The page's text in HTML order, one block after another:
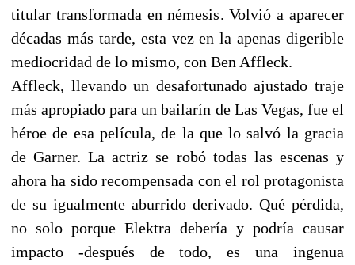
titular transformada en némesis. Volvió a aparecer
décadas más tarde, esta vez en la apenas digerible
mediocridad de lo mismo, con Ben Affleck.
Affleck, llevando un desafortunado ajustado traje
más apropiado para un bailarín de Las Vegas, fue el
héroe de esa película, de la que lo salvó la gracia
de Garner. La actriz se robó todas las escenas y
ahora ha sido recompensada con el rol protagonista
de su igualmente aburrido derivado. Qué pérdida,
no solo porque Elektra debería y podría causar
impacto -después de todo, es una ingenua